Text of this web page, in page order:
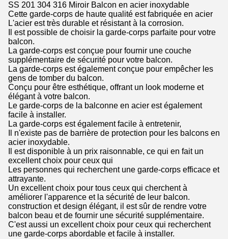
SS 201 304 316 Miroir Balcon en acier inoxydable
Cette garde-corps de haute qualité est fabriquée en acier
L'acier est très durable et résistant à la corrosion.
Il est possible de choisir la garde-corps parfaite pour votre
balcon.
La garde-corps est conçue pour fournir une couche
supplémentaire de sécurité pour votre balcon.
La garde-corps est également conçue pour empêcher les
gens de tomber du balcon.
Conçu pour être esthétique, offrant un look moderne et
élégant à votre balcon.
Le garde-corps de la balconne en acier est également
facile à installer.
La garde-corps est également facile à entretenir,
Il n'existe pas de barrière de protection pour les balcons en
acier inoxydable.
Il est disponible à un prix raisonnable, ce qui en fait un
excellent choix pour ceux qui
Les personnes qui recherchent une garde-corps efficace et
attrayante.
Un excellent choix pour tous ceux qui cherchent à
améliorer l'apparence et la sécurité de leur balcon.
construction et design élégant, il est sûr de rendre votre
balcon beau et de fournir une sécurité supplémentaire.
C'est aussi un excellent choix pour ceux qui recherchent
une garde-corps abordable et facile à installer.